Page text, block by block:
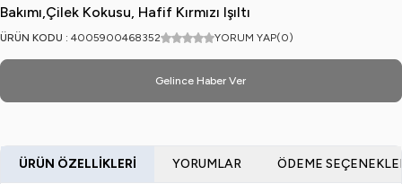
Bakımı,Çilek Kokusu, Hafif Kırmızı Işıltı
ÜRÜN KODU : 4005900468352 YORUM YAP(0)
Gelince Haber Ver
ÜRÜN ÖZELLIKLERI YORUMLAR ÖDEME